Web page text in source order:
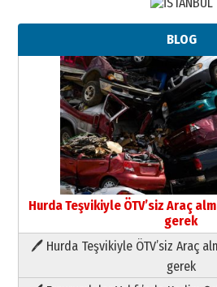
BLOG
Hurda Teşvikiyle ÖTV’siz Araç
gerek
🖊 Hurda Teşvikiyle ÖTV’siz Araç
gerek
Paranın Aile Kültüründeki Yeri